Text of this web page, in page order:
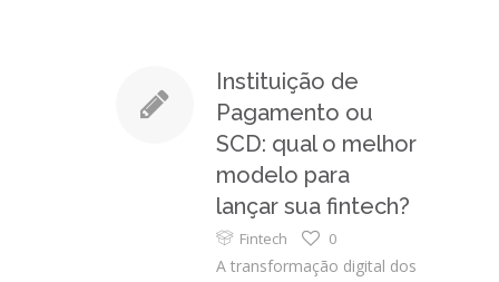
Instituição de
Pagamento ou
SCD: qual o melhor
modelo para
lançar sua fintech?
Fintech 0
A transformação digital dos